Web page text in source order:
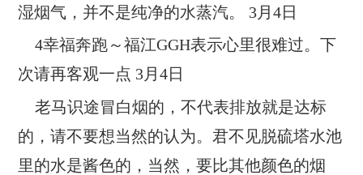
湿烟气，并不是纯净的水蒸汽。 3月4日
4幸福奔跑～福江GGH表示心里很难过。下
次请再客观一点 3月4日
老马识途冒白烟的，不代表排放就是达标
的，请不要想当然的认为。君不见脱硫塔水池
里的水是酱色的，当然，要比其他颜色的烟